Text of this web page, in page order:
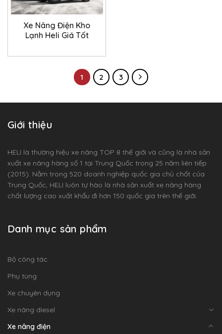
Xe Nâng Điện Kho
Lạnh Heli Giá Tốt
1 2 3
Giới thiệu
HELI là thương hiệu xe nâng TOP 8 thế giới và cũng là nhà sản
xuất xe nâng hàng số 1 tại Trung Quốc trong 25 năm liên tiếp
(2015). Nằm trong 520 doanh nghiệp quốc gia chủ chốt của
Trung Quốc, HELI luôn tự hào là nhà sản xuất xe nâng hàng
chất lượng cao xuất khẩu đi hơn 150 quốc gia trên thế giới.
Danh mục sản phẩm
Bộ công tác
Phụ tùng
Xe chuyên dụng
Xe nâng diesel
Xe nâng điện